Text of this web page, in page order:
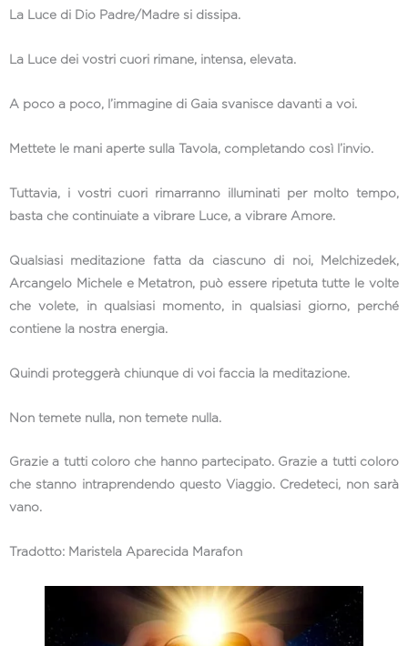
La Luce di Dio Padre/Madre si dissipa.
La Luce dei vostri cuori rimane, intensa, elevata.
A poco a poco, l’immagine di Gaia svanisce davanti a voi.
Mettete le mani aperte sulla Tavola, completando così l’invio.
Tuttavia, i vostri cuori rimarranno illuminati per molto tempo,
basta che continuiate a vibrare Luce, a vibrare Amore.
Qualsiasi meditazione fatta da ciascuno di noi, Melchizedek,
Arcangelo Michele e Metatron, può essere ripetuta tutte le volte
che volete, in qualsiasi momento, in qualsiasi giorno, perché
contiene la nostra energia.
Quindi proteggerà chiunque di voi faccia la meditazione.
Non temete nulla, non temete nulla.
Grazie a tutti coloro che hanno partecipato. Grazie a tutti coloro
che stanno intraprendendo questo Viaggio. Credeteci, non sarà
vano.
Tradotto: Maristela Aparecida Marafon